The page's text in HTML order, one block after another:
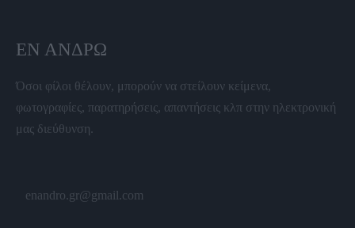
ΕΝ ΆΝΔΡΩ
Όσοι φίλοι θέλουν, μπορούν να στείλουν κείμενα,
φωτογραφίες, παρατηρήσεις, απαντήσεις κλπ στην ηλεκτρονική
μας διεύθυνση.
enandro.gr@gmail.com